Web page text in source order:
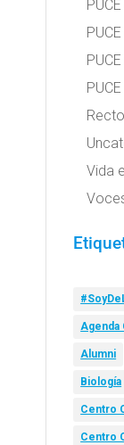
Vida
Agenda
Alumni
Biología
Centro
Centro